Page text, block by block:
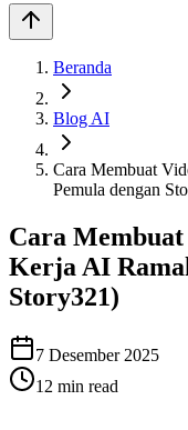
Beranda
Blog AI
Cara Membuat
Pemula dengan
Cara
Kerja AI
Story321)
7 Desember 2025
12 min read